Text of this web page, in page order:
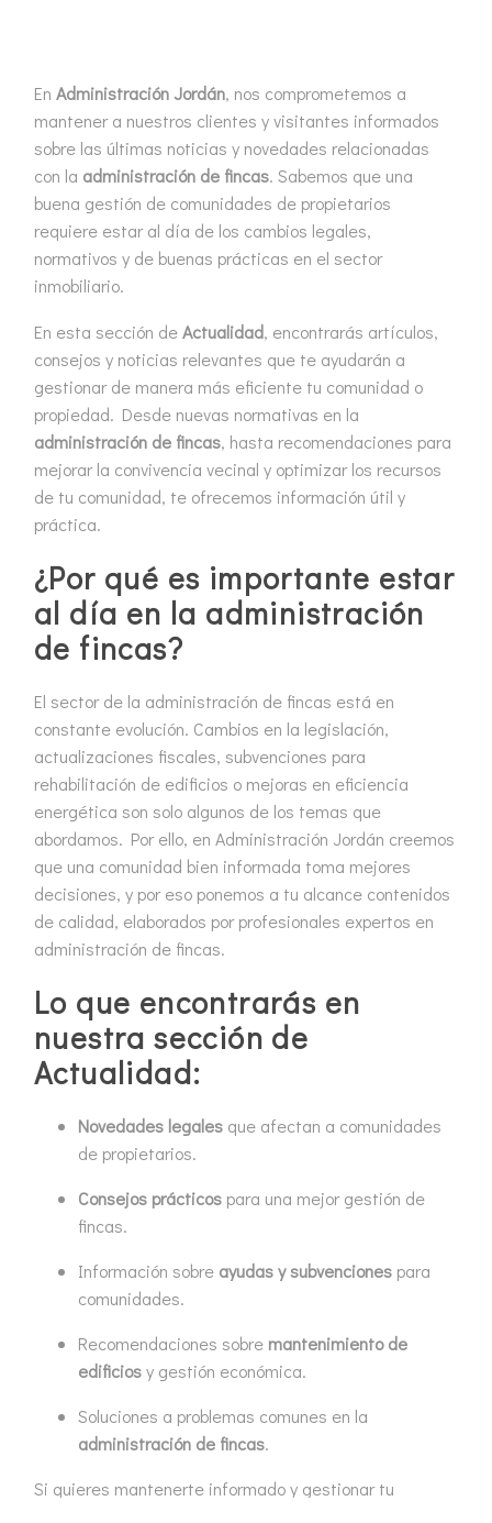
1 2 3
En Administración Jordán, nos comprometemos a
mantener a nuestros clientes y visitantes informados
sobre las últimas noticias y novedades relacionadas
con la administración de fincas. Sabemos que una
buena gestión de comunidades de propietarios
requiere estar al día de los cambios legales,
normativos y de buenas prácticas en el sector
inmobiliario.
En esta sección deActualidad, encontrarás artículos,
consejos y noticias relevantes que te ayudarán a
gestionar de manera más eficiente tu comunidad o
propiedad. Desde nuevas normativas en la
administración de fincas, hasta recomendaciones para
mejorar la convivencia vecinal y optimizar los recursos
de tu comunidad, te ofrecemos información útil y
práctica.
¿Por qué es importante estar
al día en la administración
de fincas?
El sector de la administración de fincas está en
constante evolución. Cambios en la legislación,
actualizaciones fiscales, subvenciones para
rehabilitación de edificios o mejoras en eficiencia
energética son solo algunos de los temas que
abordamos. Por ello, en Administración Jordán creemos
que una comunidad bien informada toma mejores
decisiones, y por eso ponemos a tu alcance contenidos
de calidad, elaborados por profesionales expertos en
administración de fincas.
Lo que encontrarás en
nuestra sección de
Actualidad:
Novedades legales que afectan a comunidades
de propietarios.
Consejos prácticos para una mejor gestión de
fincas.
Información sobre ayudas y subvenciones para
comunidades.
Recomendaciones sobre mantenimiento de
edificiosy gestión económica.
Soluciones a problemas comunes en la
administración de fincas.
Si quieres mantenerte informado y gestionar tu